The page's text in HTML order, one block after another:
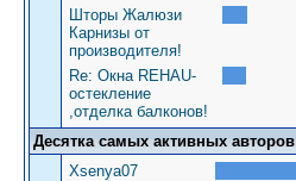
Шторы Жалюзи
Карнизы от
производителя!
Re: Окна REHAU-
остекление
,отделка балконов!
Десятка самых активных авторов
Xsenya07